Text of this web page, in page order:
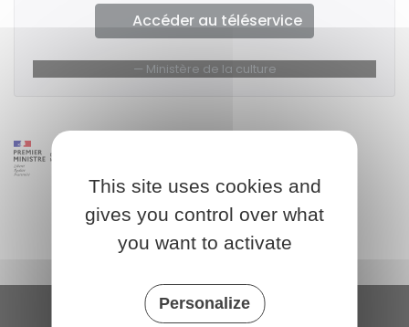
Accéder au téléservice
Ministère de la culture
This site uses cookies and
gives you control over what
you want to activate
Personalize